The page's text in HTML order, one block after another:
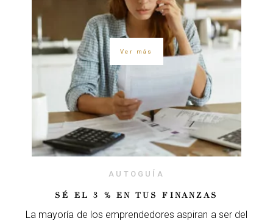
Ver más
AUTOGUÍA
SÉ EL 3 % EN TUS FINANZAS
La mayoría de los emprendedores aspiran a ser del